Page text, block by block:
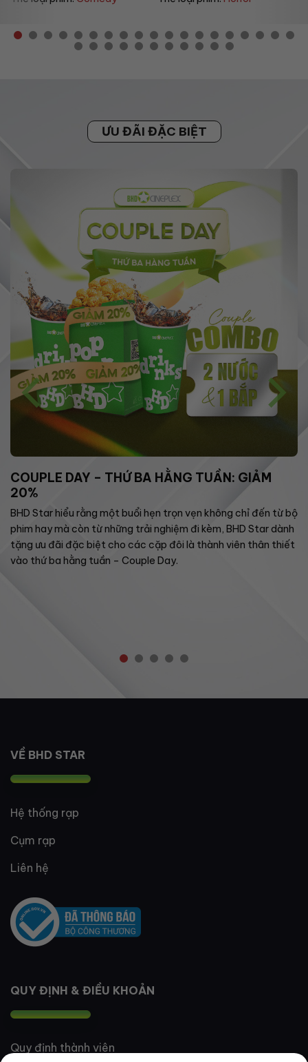
ƯU ĐÃI ĐẶC BIỆT
COUPLE DAY – THỨ BA HẰNG TUẦN: GIẢM
20%
BHD Star hiểu rằng một buổi hẹn trọn vẹn không chỉ đến từ bộ
phim hay mà còn từ những trải nghiệm đi kèm, BHD Star dành
tặng ưu đãi đặc biệt cho các cặp đôi là thành viên thân thiết
vào thứ ba hằng tuần – Couple Day.
VỀ BHD STAR
Hệ thống rạp
Cụm rạp
Liên hệ
QUY ĐỊNH & ĐIỀU KHOẢN
Quy định thành viên